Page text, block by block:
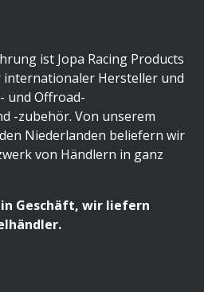
ist Jopa Racing Products
Hersteller und
und Offroad-
-zubehör. Von unserem
Niederlanden beliefern wir
von Händlern in ganz
Geschäft, wir liefern